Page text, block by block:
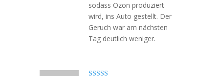
sodass Ozon produziert
wird, ins Auto gestellt. Der
Geruch war am nächsten
Tag deutlich weniger.